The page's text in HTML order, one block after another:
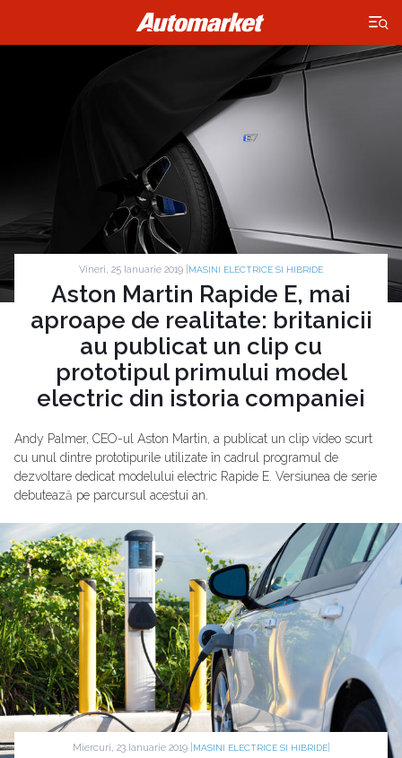
×
Vineri, 25 Ianuarie 2019 | MASINI ELECTRICE SI HIBRIDE
Aston Martin Rapide E, mai
aproape de realitate: britanicii
au publicat un clip cu
prototipul primului model
electric din istoria companiei
Andy Palmer, CEO-ul Aston Martin, a publicat un clip video scurt
cu unul dintre prototipurile utilizate în cadrul programul de
dezvoltare dedicat modelului electric Rapide E. Versiunea de serie
debutează pe parcursul acestui an.
Miercuri, 23 Ianuarie 2019 | MASINI ELECTRICE SI HIBRIDE|